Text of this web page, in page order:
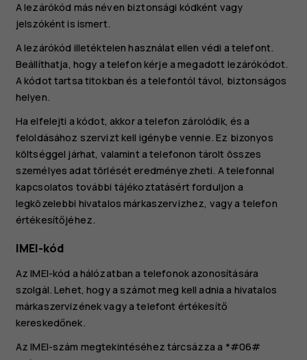
A lezárókód más néven biztonsági kódként vagy
jelszóként is ismert.
A lezárókód illetéktelen használat ellen védi a telefont.
Beállíthatja, hogy a telefon kérje a megadott lezárókódot.
A kódot tartsa titokban és a telefontól távol, biztonságos
helyen.
Ha elfelejti a kódot, akkor a telefon zárolódik, és a
feloldásához szervizt kell igénybe vennie. Ez bizonyos
költséggel járhat, valamint a telefonon tárolt összes
személyes adat törlését eredményezheti. A telefonnal
kapcsolatos további tájékoztatásért forduljon a
legközelebbi hivatalos márkaszervizhez, vagy a telefon
értékesítőjéhez.
IMEI-kód
Az IMEI-kód a hálózatban a telefonok azonosítására
szolgál. Lehet, hogy a számot meg kell adnia a hivatalos
márkaszervizének vagy a telefont értékesítő
kereskedőnek.
Az IMEI-szám megtekintéséhez tárcsázza a *#06#